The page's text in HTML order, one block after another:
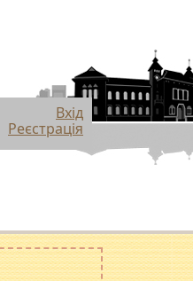
Вхід
Реєстрація